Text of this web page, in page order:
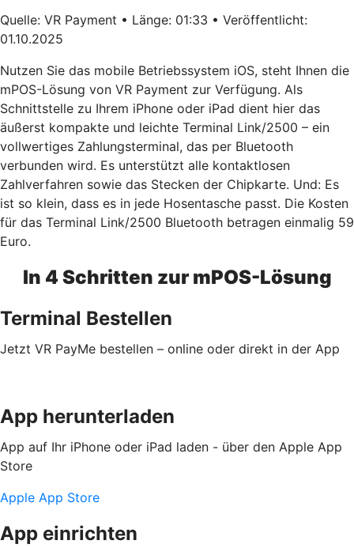
Quelle: VR Payment • Länge: 01:33 • Veröffentlicht:
01.10.2025
Nutzen Sie das mobile Betriebssystem iOS, steht Ihnen die
mPOS-Lösung von VR Payment zur Verfügung. Als
Schnittstelle zu Ihrem iPhone oder iPad dient hier das
äußerst kompakte und leichte Terminal Link/2500 – ein
vollwertiges Zahlungsterminal, das per Bluetooth
verbunden wird. Es unterstützt alle kontaktlosen
Zahlverfahren sowie das Stecken der Chipkarte. Und: Es
ist so klein, dass es in jede Hosentasche passt. Die Kosten
für das Terminal Link/2500 Bluetooth betragen einmalig 59
Euro.
In 4 Schritten zur mPOS-Lösung
Terminal Bestellen
Jetzt VR PayMe bestellen – online oder direkt in der App
App herunterladen
App auf Ihr iPhone oder iPad laden - über den Apple App
Store
Apple App Store
App einrichten